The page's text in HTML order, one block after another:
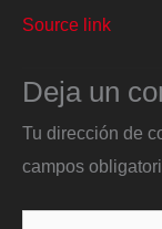
Source link
Deja un
Tu dirección de
campos